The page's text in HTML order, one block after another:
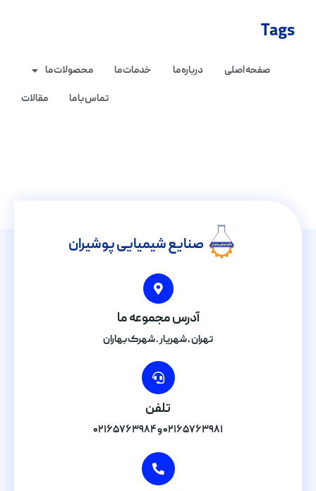
Tags
صفحه اصلی درباره ما خدمات ما
محصولات ما
تماس با ما
مقالات
صنایع شیمیایی پوشیران
آدرس مجموعه ما
تهران , شهریار . شهرک بهاران
تلفن
۰۲۱۶۵۷۶۳۹۸۱ و ۰۲۱۶۵۷۶۳۹۸۴